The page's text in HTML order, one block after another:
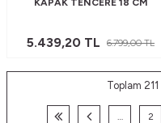
KAPAK TENCERE 18 CM
5.439,20 TL 6.799,00TL
Toplam 211
… 2